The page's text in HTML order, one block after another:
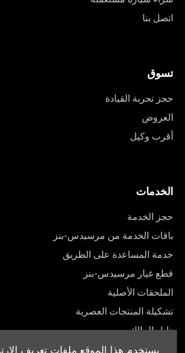
يستخدم هذا الموقع ملفات تعريف
اتصل بنا
تسوق
حجز تجربة القيادة
العروض
أقرب وكيل
الخدمات
حجز الخدمة
باقات الخدمة من مرسيدس-بنز
خدمة المساعدة على الطريق
قطع غيار مرسيدس-بنز
الملحقات الأصلية
تشكيلة المنتجات العصرية
دليل المالك